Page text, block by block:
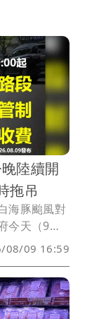
陸續開
拖吊
海豚颱風對
今天（9
晚6時起陸
停車的紅
，車主最晚
駛離，違者
08/09 16:59